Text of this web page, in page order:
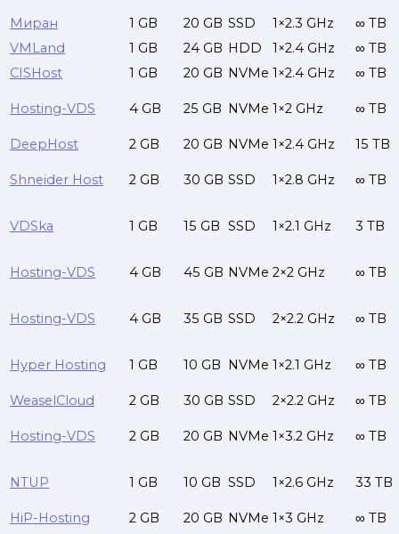
Миран 1 GB 20 GB SSD 1×2.3 GHz
∞ TB
VMLand
1 GB 24 GB HDD 1×2.4 GHz
∞ TB
CISHost
1 GB 20 GB NVMe 1×2.4 GHz ∞ TB
Hosting-VDS 4 GB 25 GB NVMe 1×2 GHz ∞ TB
DeepHost 2 GB 20 GB NVMe 1×2.4 GHz 15 TB
Shneider Host 2 GB 30 GB SSD 1×2.8 GHz ∞ TB
VDSka 1 GB 15 GB SSD 1×2.1 GHz 3 TB
Hosting-VDS 4 GB 45 GB NVMe 2×2 GHz ∞ TB
Hosting-VDS 4 GB 35 GB SSD 2×2.2 GHz ∞ TB
Hyper Hosting 1 GB 10 GB NVMe 1×2.1 GHz ∞ TB
WeaselCloud 2 GB 30 GB SSD 2×2.2 GHz ∞ TB
Hosting-VDS 2 GB 20 GB NVMe 1×3.2 GHz ∞ TB
NTUP 1 GB 10 GB SSD 1×2.6 GHz 33 TB
HiP-Hosting 2 GB 20 GB NVMe 1×3 GHz
∞ TB